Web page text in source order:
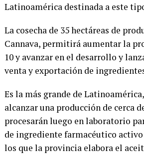
Latinoamérica destinada a este
La cosecha de 35 hectáreas de
Cannava, permitirá aumentar la
10 y avanzar en el desarrollo y
venta y exportación de
Es la más grande de
alcanzar una producción de cerca
procesarán luego en laboratorio
de ingrediente farmacéutico
los que la provincia elabora el